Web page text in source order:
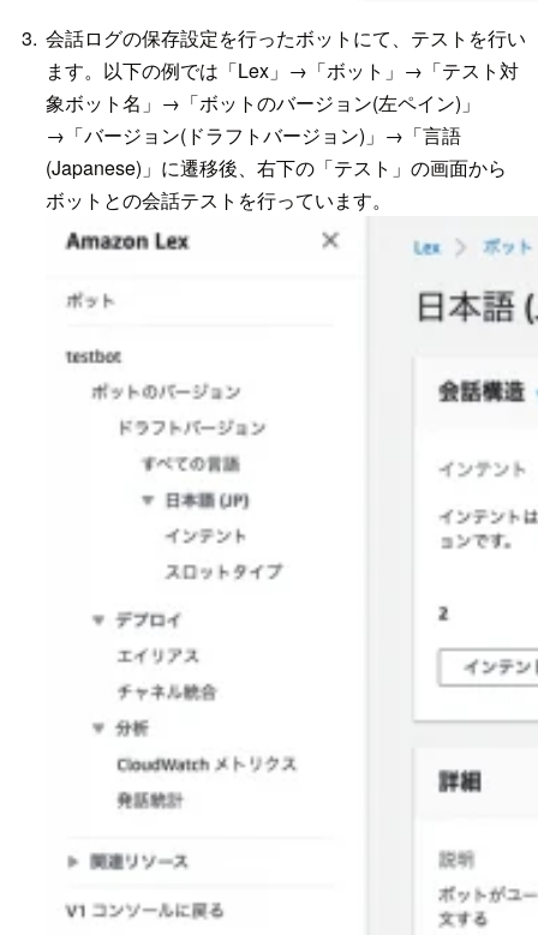
会話ログの保存設定を行ったボットにて、テストを行い
ます。以下の例では「Lex」→「ボット」→「テスト対
象ボット名」→「ボットのバージョン(左ペイン)」
→「バージョン(ドラフトバージョン)」→「言語
(Japanese)」に遷移後、右下の「テスト」の画面から
ボットとの会話テストを行っています。